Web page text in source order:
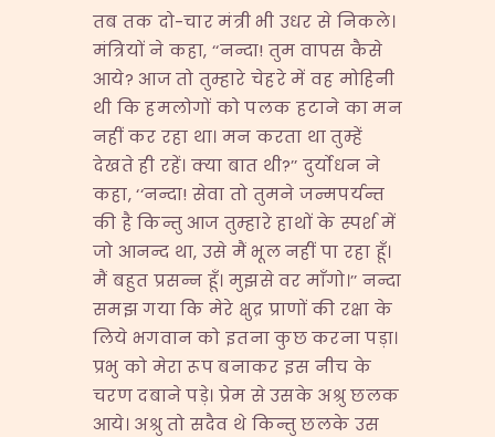
तब तक दो-चार मंत्री भी उधर से निकले।
मंत्रियों ने कहा, ‘‘नन्दा! तुम वापस कैसे
आये? आज तो तुम्हारे चेहरे में वह मोहिनी
थी कि हमलोगों को पलक हटाने का मन
नहीं कर रहा था। मन करता था तुम्हें
देखते ही रहें। क्या बात थी?’’ दुर्योधन ने
कहा, ‘‘नन्दा! सेवा तो तुमने जन्मपर्यन्त
की है किन्तु आज तुम्हारे हाथों के स्पर्श में
जो आनन्द था, उसे मैं भूल नहीं पा रहा हूँ।
मैं बहुत प्रसन्न हूँ। मुझसे वर माँगो।’’ नन्दा
समझ गया कि मेरे क्षुद्र प्राणों की रक्षा के
लिये भगवान को इतना कुछ करना पड़ा।
प्रभु को मेरा रूप बनाकर इस नीच के
चरण दबाने पड़े। प्रेम से उसके अश्रु छलक
आये। अश्रु तो सदैव थे किन्तु छलके उस